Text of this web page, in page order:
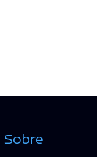
Sobre